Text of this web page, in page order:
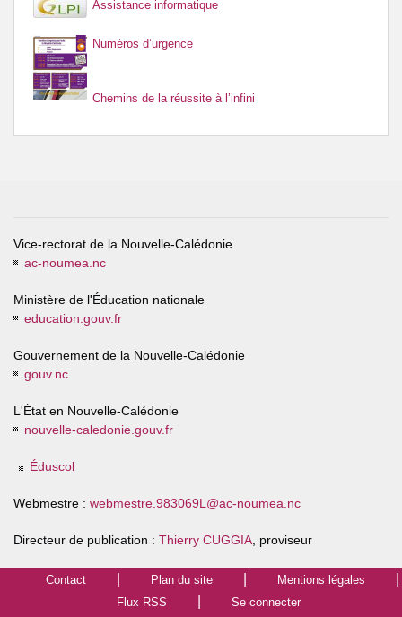
Assistance informatique
Numéros d’urgence
Chemins de la réussite à l’infini
Vice-rectorat de la Nouvelle-Calédonie
ac-noumea.nc
Ministère de l'Éducation nationale
education.gouv.fr
Gouvernement de la Nouvelle-Calédonie
gouv.nc
L'État en Nouvelle-Calédonie
nouvelle-caledonie.gouv.fr
Éduscol
Webmestre : webmestre.983069L@ac-noumea.nc
Directeur de publication : Thierry CUGGIA, proviseur
Contact Plan du site
Mentions légales
Flux RSS
Se connecter